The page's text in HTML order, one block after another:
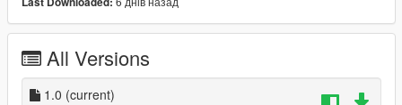
All Versions
1.0 (current)